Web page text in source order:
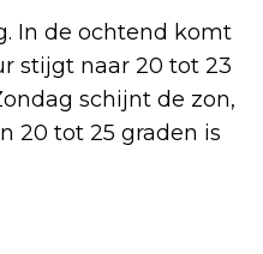
In de ochtend komt
stijgt naar 20 tot 23
schijnt de zon,
20 tot 25 graden is